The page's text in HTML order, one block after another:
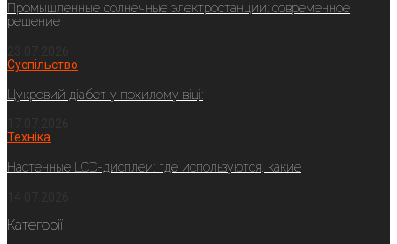
Промышленные солнечные электростанции: современное
решение
Суспільство
Цукровий діабет у похилому віці:
Техніка
Настенные LCD-дисплеи: где используются, какие
Категорії